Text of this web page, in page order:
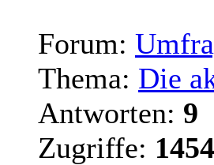
Forum:
Thema: Die
Antworten: 9
Zugriffe: